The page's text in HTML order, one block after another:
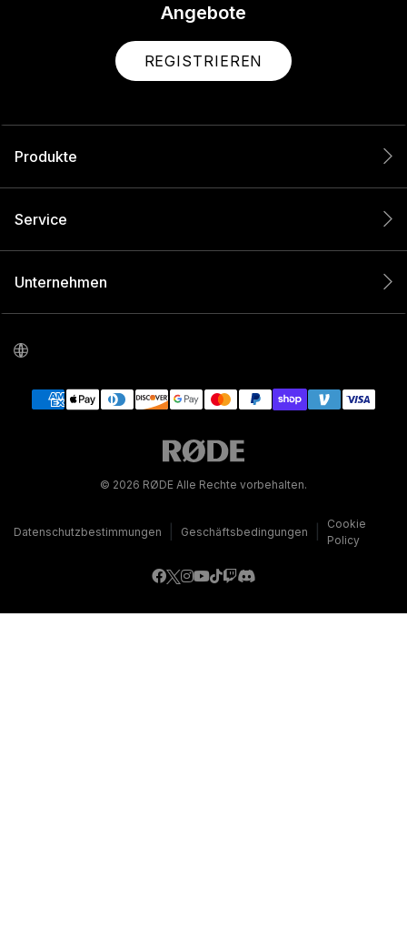
Angebote
REGISTRIEREN
Produkte
Service
Unternehmen
© 2026 RØDE Alle Rechte vorbehalten.
Datenschutzbestimmungen Geschäftsbedingungen
Cookie
Policy